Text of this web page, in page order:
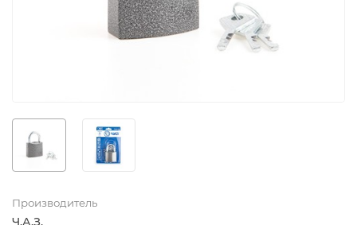
Производитель
Ч.А.З.